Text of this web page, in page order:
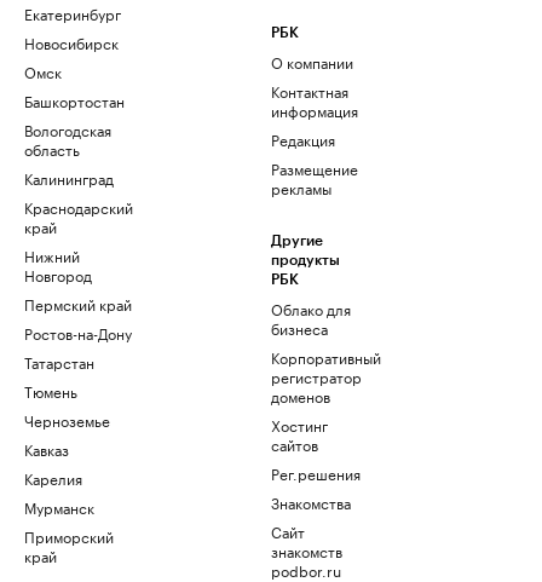
Екатеринбург
Новосибирск
Омск
Башкортостан
Вологодская
область
Калининград
Краснодарский
край
Нижний
Новгород
Пермский край
Ростов-на-Дону
Татарстан
Тюмень
Черноземье
Кавказ
Карелия
Мурманск
Приморский
край
РБК
О компании
Контактная
информация
Редакция
Размещение
рекламы
Другие
продукты
РБК
Облако для
бизнеса
Корпоративный
регистратор
доменов
Хостинг
сайтов
Рег.решения
Знакомства
Сайт
знакомств
podbor.ru